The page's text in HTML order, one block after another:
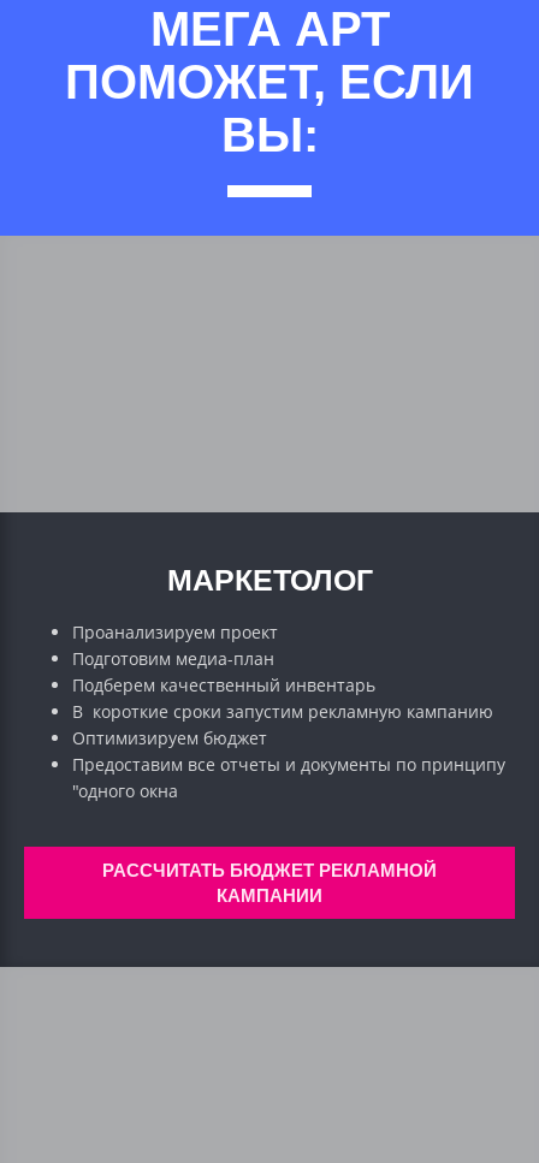
МЕГА АРТ
ПОМОЖЕТ, ЕСЛИ
ВЫ:
МАРКЕТОЛОГ
Проанализируем проект
Подготовим медиа-план
Подберем качественный инвентарь
В короткие сроки запустим рекламную кампанию
Оптимизируем бюджет
Предоставим все отчеты и документы по принципу
"одного окна
РАССЧИТАТЬ БЮДЖЕТ РЕКЛАМНОЙ
КАМПАНИИ